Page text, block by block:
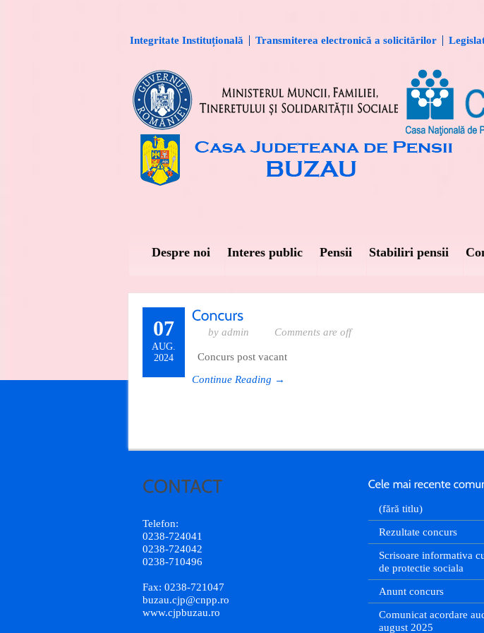
Integritate Instituțională Transmiterea electronică a solicitărilor
Despre noi Interes public Pensii Stabiliri pensii
07
AUG.
2024
by admin Comments are off
Concurs post vacant
Continue Reading →
Telefon:
0238-724041
0238-724042
0238-710496
Fax: 0238-721047
buzau.cjp@cnpp.ro
www.cjpbuzau.ro
(fără titlu)
Rezultate concurs
Scrisoare informativa
de protectie sociala
Anunt concurs
Comunicat acordare
august 2025